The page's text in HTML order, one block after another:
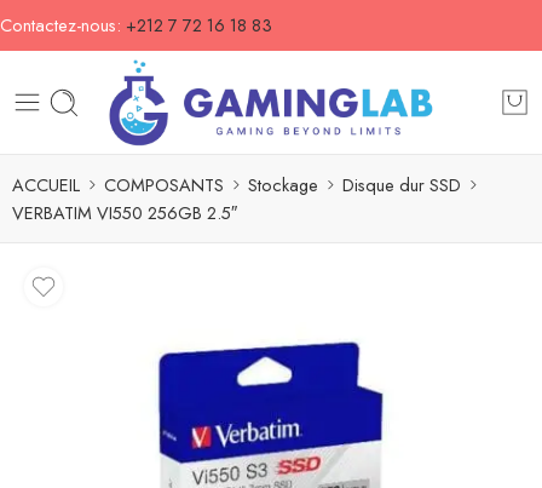
Contactez-nous: +212 7 72 16 18 83
ACCUEIL COMPOSANTS Stockage
Disque dur SSD
VERBATIM VI550 256GB 2.5″